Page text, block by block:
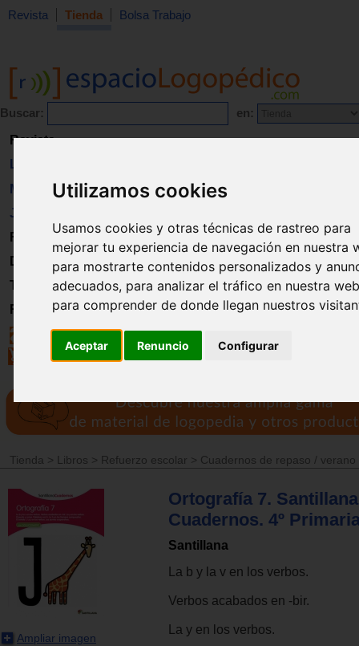
Utilizamos cookies
Usamos cookies y otras técnicas de rastreo para
mejorar tu experiencia de navegación en nuestra
para mostrarte contenidos personalizados y
adecuados, para analizar el tráfico en nuestra
para comprender de donde llegan nuestros
Aceptar Renuncio Configurar
Revista Tienda Bolsa Trabajo
Buscar: en:
Revista
Libros
Material
Juguetes
Formación
Directorio
Trabajo
Registro
Tienda > Libros > Refuerzo escolar > Cuadernos de repaso / verano
Ampliar imagen
Ortografía 7. Santillana
Cuadernos. 4º
Santillana
La b y la v en los verbos.
Verbos acabados en -bir.
La y en los verbos.